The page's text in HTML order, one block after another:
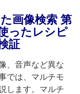
画像検索 第
ったレシピ
証
、音声など異な
では、マルチモ
します。マルチ